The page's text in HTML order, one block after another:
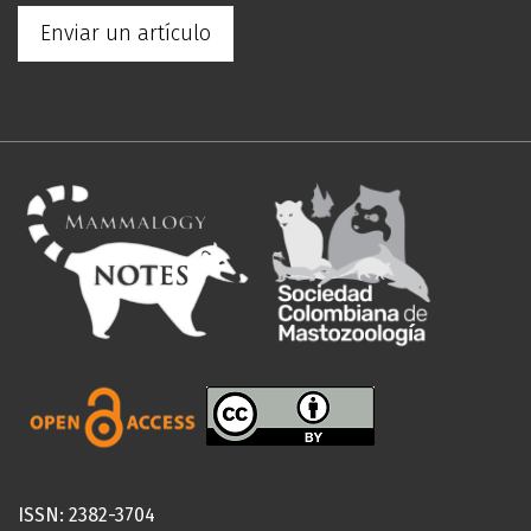
Enviar un artículo
ISSN: 2382-3704